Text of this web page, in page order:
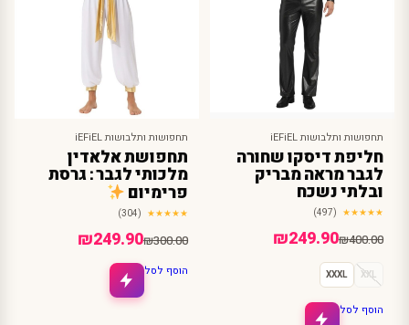
תחפושות ותלבושות iEFiEL
חליפת דיסקו שחורה
לגבר מראה מבריק
ובלתי נשכח
★★★★★
(497)
₪400.00
המחיר
המקורי
היה:
₪400.00.
₪249.90המחיר
הנוכחי
הוא:
₪249.90.
XXL
XXXL
הוסף לסל
תחפושות ותלבושות iEFiEL
תחפושת אלאדין
מלכותי לגבר : גרסת
פרימיום
★★★★★
(304)
₪300.00
המחיר
המקורי
₪249.90המחיר
הנוכחי
הוסף לסל